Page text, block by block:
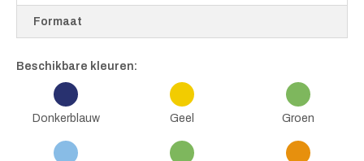
Formaat
Beschikbare kleuren:
Donkerblauw Geel Groen